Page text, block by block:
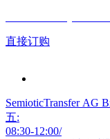
直接订购
SemioticTransfer AG
五:
08:30-12:00/